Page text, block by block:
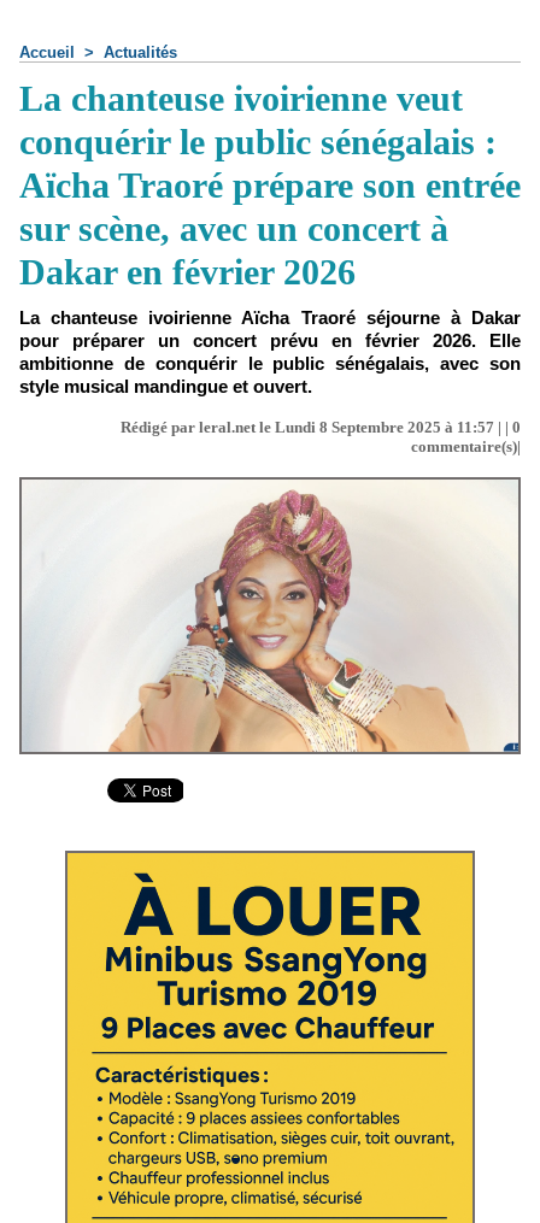
Accueil > Actualités
La chanteuse ivoirienne veut
conquérir le public sénégalais :
Aïcha Traoré prépare son entrée
sur scène, avec un concert à
Dakar en février 2026
La chanteuse ivoirienne Aïcha Traoré séjourne à Dakar
pour préparer un concert prévu en février 2026. Elle
ambitionne de conquérir le public sénégalais, avec son
style musical mandingue et ouvert.
Rédigé par leral.net le Lundi 8 Septembre 2025 à 11:57 | | 0
commentaire(s)|